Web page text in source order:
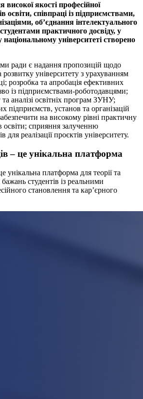
високої якості професійної
освіти, співпраці із підприємствами,
об’єднання інтелектуального
практичного досвіду, у
національному університеті створено
ради є надання пропозицій щодо
розвитку університету з урахуванням
розробка та апробація ефективних
із підприємствами-роботодавцями;
аналізі освітніх програм ЗУНУ;
підприємств, установ та організацій
на високому рівні практичну
освіти; сприяння залученню
реалізації проєктів університету.
– це унікальна платформа
унікальна платформа для теорії та
студентів із реальними
становлення та кар’єрного